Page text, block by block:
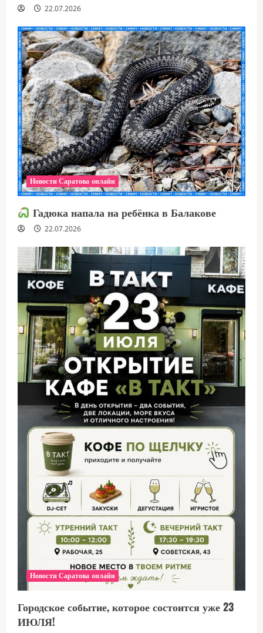
22.07.2026
Новости Саратова онлайн
Гадюка напала на ребёнка в Балакове
22.07.2026
Новости Саратова онлайн
Городское событие, которое состоится уже 23
ИЮЛЯ!